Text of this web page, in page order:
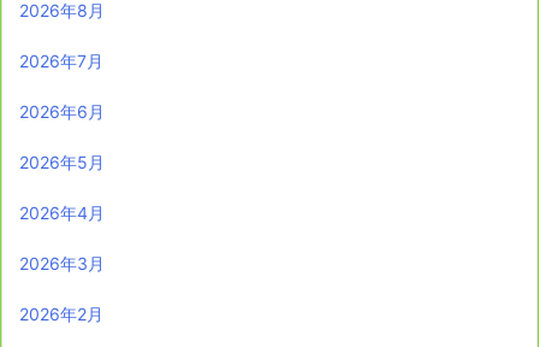
2026年8月
2026年7月
2026年6月
2026年5月
2026年4月
2026年3月
2026年2月